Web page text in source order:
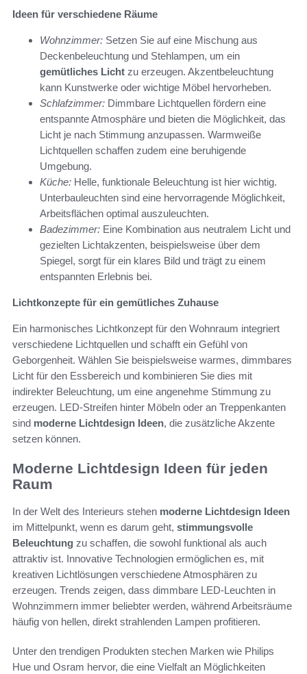
Ideen für verschiedene Räume
Wohnzimmer: Setzen Sie auf eine Mischung aus
Deckenbeleuchtung und Stehlampen, um ein
gemütliches Licht zu erzeugen. Akzentbeleuchtung
kann Kunstwerke oder wichtige Möbel hervorheben.
Schlafzimmer: Dimmbare Lichtquellen fördern eine
entspannte Atmosphäre und bieten die Möglichkeit, das
Licht je nach Stimmung anzupassen. Warmweiße
Lichtquellen schaffen zudem eine beruhigende
Umgebung.
Küche: Helle, funktionale Beleuchtung ist hier wichtig.
Unterbauleuchten sind eine hervorragende Möglichkeit,
Arbeitsflächen optimal auszuleuchten.
Badezimmer: Eine Kombination aus neutralem Licht und
gezielten Lichtakzenten, beispielsweise über dem
Spiegel, sorgt für ein klares Bild und trägt zu einem
entspannten Erlebnis bei.
Lichtkonzepte für ein gemütliches Zuhause
Ein harmonisches Lichtkonzept für den Wohnraum integriert
verschiedene Lichtquellen und schafft ein Gefühl von
Geborgenheit. Wählen Sie beispielsweise warmes, dimmbares
Licht für den Essbereich und kombinieren Sie dies mit
indirekter Beleuchtung, um eine angenehme Stimmung zu
erzeugen. LED-Streifen hinter Möbeln oder an Treppenkanten
sind moderne Lichtdesign Ideen, die zusätzliche Akzente
setzen können.
Moderne Lichtdesign Ideen für jeden
Raum
In der Welt des Interieurs stehen moderne Lichtdesign Ideen
im Mittelpunkt, wenn es darum geht, stimmungsvolle
Beleuchtung zu schaffen, die sowohl funktional als auch
attraktiv ist. Innovative Technologien ermöglichen es, mit
kreativen Lichtlösungen verschiedene Atmosphären zu
erzeugen. Trends zeigen, dass dimmbare LED-Leuchten in
Wohnzimmern immer beliebter werden, während Arbeitsräume
häufig von hellen, direkt strahlenden Lampen profitieren.
Unter den trendigen Produkten stechen Marken wie Philips
Hue und Osram hervor, die eine Vielfalt an Möglichkeiten